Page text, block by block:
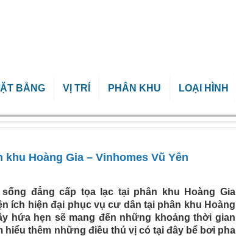
BẰNG VỊ TRÍ PHÂN KHU LOẠI HÌNH
Hoàng Gia – Vinhomes Vũ Yên
đẳng cấp tọa lạc tại phân khu Hoàng Gia
ích hiện đại phục vụ cư dân tại phân khu Hoàng
hứa hẹn sẽ mang đến những khoảng thời gian
thêm những điều thú vị có tại đây bể bơi pha